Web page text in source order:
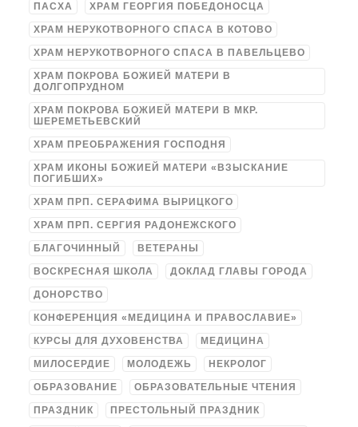
ПАСХА ХРАМ ГЕОРГИЯ ПОБЕДОНОСЦА
ХРАМ НЕРУКОТВОРНОГО СПАСА В КОТОВО
ХРАМ НЕРУКОТВОРНОГО СПАСА В ПАВЕЛЬЦЕВО
ХРАМ ПОКРОВА БОЖИЕЙ МАТЕРИ В
ДОЛГОПРУДНОМ
ХРАМ ПОКРОВА БОЖИЕЙ МАТЕРИ В МКР.
ШЕРЕМЕТЬЕВСКИЙ
ХРАМ ПРЕОБРАЖЕНИЯ ГОСПОДНЯ
ХРАМ ИКОНЫ БОЖИЕЙ МАТЕРИ «ВЗЫСКАНИЕ
ПОГИБШИХ»
ХРАМ ПРП. СЕРАФИМА ВЫРИЦКОГО
ХРАМ ПРП. СЕРГИЯ РАДОНЕЖСКОГО
БЛАГОЧИННЫЙ ВЕТЕРАНЫ
ВОСКРЕСНАЯ ШКОЛА ДОКЛАД ГЛАВЫ ГОРОДА
ДОНОРСТВО
КОНФЕРЕНЦИЯ «МЕДИЦИНА И ПРАВОСЛАВИЕ»
КУРСЫ ДЛЯ ДУХОВЕНСТВА МЕДИЦИНА
МИЛОСЕРДИЕ МОЛОДЕЖЬ НЕКРОЛОГ
ОБРАЗОВАНИЕ ОБРАЗОВАТЕЛЬНЫЕ ЧТЕНИЯ
ПРАЗДНИК ПРЕСТОЛЬНЫЙ ПРАЗДНИК